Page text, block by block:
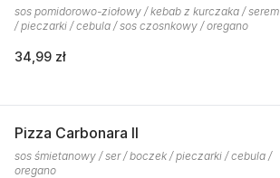
sos pomidorowo-ziołowy / kebab z kurczaka / serem
/ pieczarki / cebula / sos czosnkowy / oregano
34,99 zł
Pizza Carbonara II
sos śmietanowy / ser / boczek / pieczarki / cebula /
oregano